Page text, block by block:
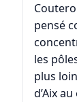
pensé
les
plus
d’Aix